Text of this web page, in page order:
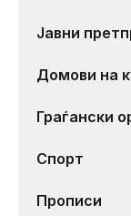
Јавни
Домови на
Граѓански
Спорт
Прописи